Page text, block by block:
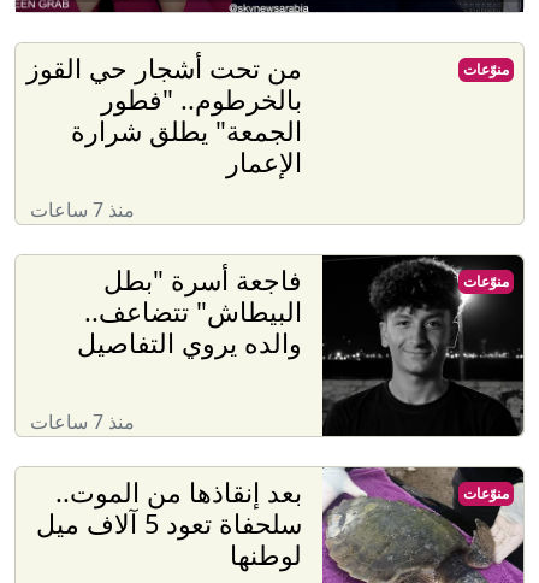
من تحت أشجار حي القوز
بالخرطوم.. "فطور
الجمعة" يطلق شرارة
الإعمار
منذ 7 ساعات
منوّعات
فاجعة أسرة "بطل
البيطاش" تتضاعف..
والده يروي التفاصيل
منذ 7 ساعات
منوّعات
بعد إنقاذها من الموت..
سلحفاة تعود 5 آلاف ميل
لوطنها
منوّعات